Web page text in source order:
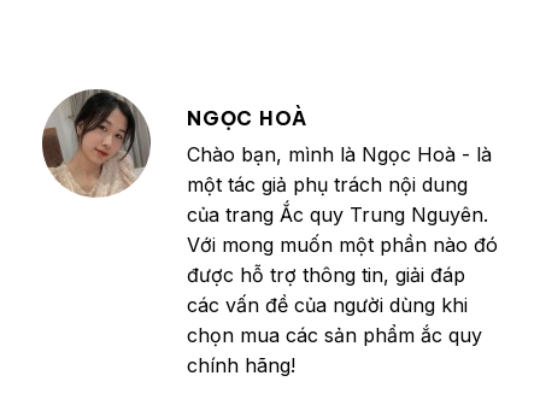
NGỌC HOÀ
Chào bạn, mình là Ngọc Hoà - là
một tác giả phụ trách nội dung
của trang Ắc quy Trung Nguyên.
Với mong muốn một phần nào đó
được hỗ trợ thông tin, giải đáp
các vấn đề của người dùng khi
chọn mua các sản phẩm ắc quy
chính hãng!